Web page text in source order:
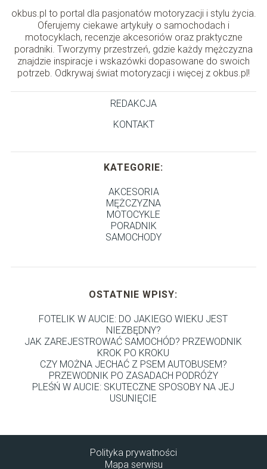
okbus.pl to portal dla pasjonatów motoryzacji i stylu życia.
Oferujemy ciekawe artykuły o samochodach i
motocyklach, recenzje akcesoriów oraz praktyczne
poradniki. Tworzymy przestrzeń, gdzie każdy mężczyzna
znajdzie inspiracje i wskazówki dopasowane do swoich
potrzeb. Odkrywaj świat motoryzacji i więcej z okbus.pl!
REDAKCJA
KONTAKT
KATEGORIE:
AKCESORIA
MĘŻCZYZNA
MOTOCYKLE
PORADNIK
SAMOCHODY
OSTATNIE WPISY:
FOTELIK W AUCIE: DO JAKIEGO WIEKU JEST
NIEZBĘDNY?
JAK ZAREJESTROWAĆ SAMOCHÓD? PRZEWODNIK
KROK PO KROKU
CZY MOŻNA JECHAĆ Z PSEM AUTOBUSEM?
PRZEWODNIK PO ZASADACH PODRÓŻY
PLEŚŃ W AUCIE: SKUTECZNE SPOSOBY NA JEJ
USUNIĘCIE
Polityka prywatności
Mapa serwisu